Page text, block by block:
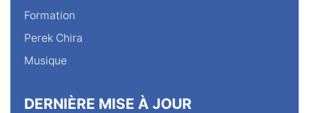
Formation
Perek Chira
Musique
DERNIÈRE MISE À JOUR